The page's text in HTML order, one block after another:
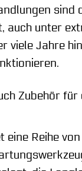
sind
auch unter
viele Jahre
Zubehör für
eine Reihe